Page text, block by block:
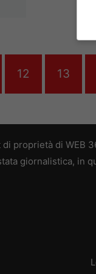
12 13
proprietà di WEB
giornalistica, in